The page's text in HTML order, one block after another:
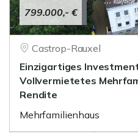
799.000,- €
Castrop-Rauxel
Einzigartiges
Vollvermietetes
Rendite
Mehrfamilienhaus